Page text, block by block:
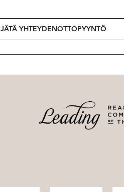
JÄTÄ YHTEYDENOTTOPYYNTÖ